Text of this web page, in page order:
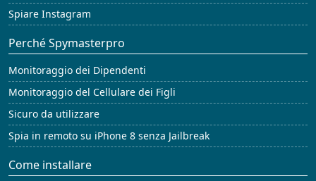
Spiare Instagram
Perché Spymasterpro
Monitoraggio dei Dipendenti
Monitoraggio del Cellulare dei Figli
Sicuro da utilizzare
Spia in remoto su iPhone 8 senza Jailbreak
Come installare